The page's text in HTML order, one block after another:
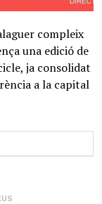
compleix
una edició de
ja consolidat
a la capital